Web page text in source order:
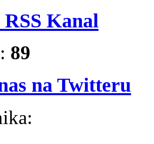
Kanal
89
na Twitteru